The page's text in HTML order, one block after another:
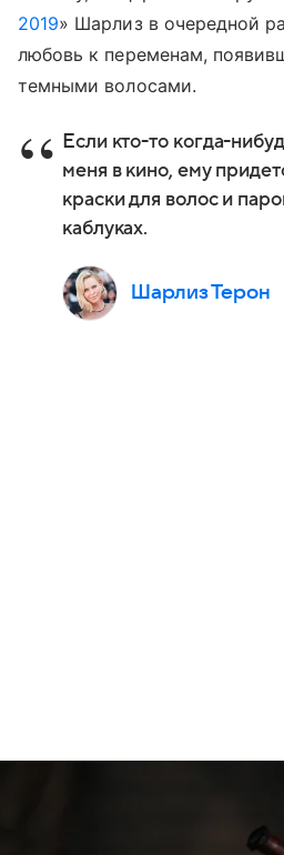
2019» Шарлиз в очередной
любовь к переменам,
темными волосами.
Если кто-то когда-
меня в кино, ему
краски для волос и
каблуках.
Шарлиз Терон